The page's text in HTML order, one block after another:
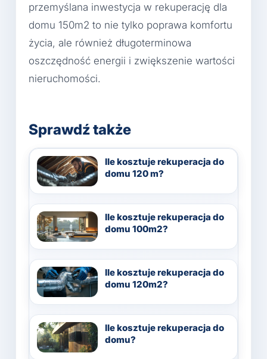
przemyślana inwestycja w rekuperację dla
domu 150m2 to nie tylko poprawa komfortu
życia, ale również długoterminowa
oszczędność energii i zwiększenie wartości
nieruchomości.
Sprawdź także
Ile kosztuje rekuperacja do
domu 120 m?
Ile kosztuje rekuperacja do
domu 100m2?
Ile kosztuje rekuperacja do
domu 120m2?
Ile kosztuje rekuperacja do
domu?